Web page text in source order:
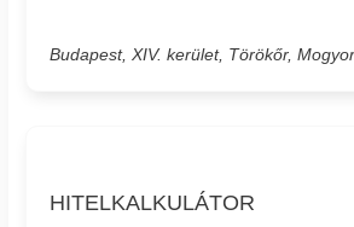
Budapest, XIV. kerület, Törökőr,
HITELKALKULÁTOR